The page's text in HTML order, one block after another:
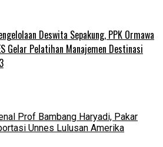
Deswita Sepakung, PPK Ormawa
Gelar Pelatihan Manajemen Destinasi
Prof Bambang Haryadi, Pakar
Unnes Lulusan Amerika